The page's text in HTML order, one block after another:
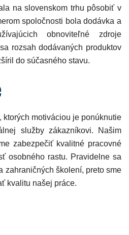
na slovenskom trhu pôsobiť v
spoločnosti bola dodávka a
obnoviteľné zdroje
rozsah dodávaných produktov
do súčasného stavu.
ktorých motiváciou je ponúknutie
služby zákazníkovi. Našim
zabezpečiť kvalitné pracovné
osobného rastu. Pravidelne sa
zahraničných školení, preto sme
kvalitu našej práce.